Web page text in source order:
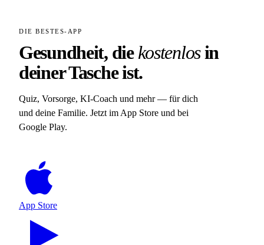
DIE BESTES-APP
Gesundheit, diekostenlosin
deiner Tasche ist.
Quiz, Vorsorge, KI-Coach und mehr — für dich
und deine Familie. Jetzt im App Store und bei
Google Play.
App Store